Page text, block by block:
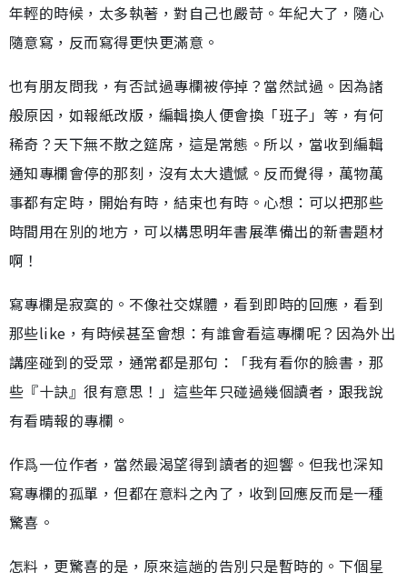
年輕的時候，太多執著，對自己也嚴苛。年紀大了，隨心
隨意寫，反而寫得更快更滿意。
也有朋友問我，有否試過專欄被停掉？當然試過。因為諸
般原因，如報紙改版，編輯換人便會換「班子」等，有何
稀奇？天下無不散之筵席，這是常態。所以，當收到編輯
通知專欄會停的那刻，沒有太大遺憾。反而覺得，萬物萬
事都有定時，開始有時，結束也有時。心想：可以把那些
時間用在別的地方，可以構思明年書展準備出的新書題材
啊！
寫專欄是寂寞的。不像社交媒體，看到即時的回應，看到
那些like，有時候甚至會想：有誰會看這專欄呢？因為外出
講座碰到的受眾，通常都是那句：「我有看你的臉書，那
些『十訣』很有意思！」這些年只碰過幾個讀者，跟我說
有看晴報的專欄。
作爲一位作者，當然最渴望得到讀者的迴響。但我也深知
寫專欄的孤單，但都在意料之內了，收到回應反而是一種
驚喜。
怎料，更驚喜的是，原來這趟的告別只是暫時的。下個星